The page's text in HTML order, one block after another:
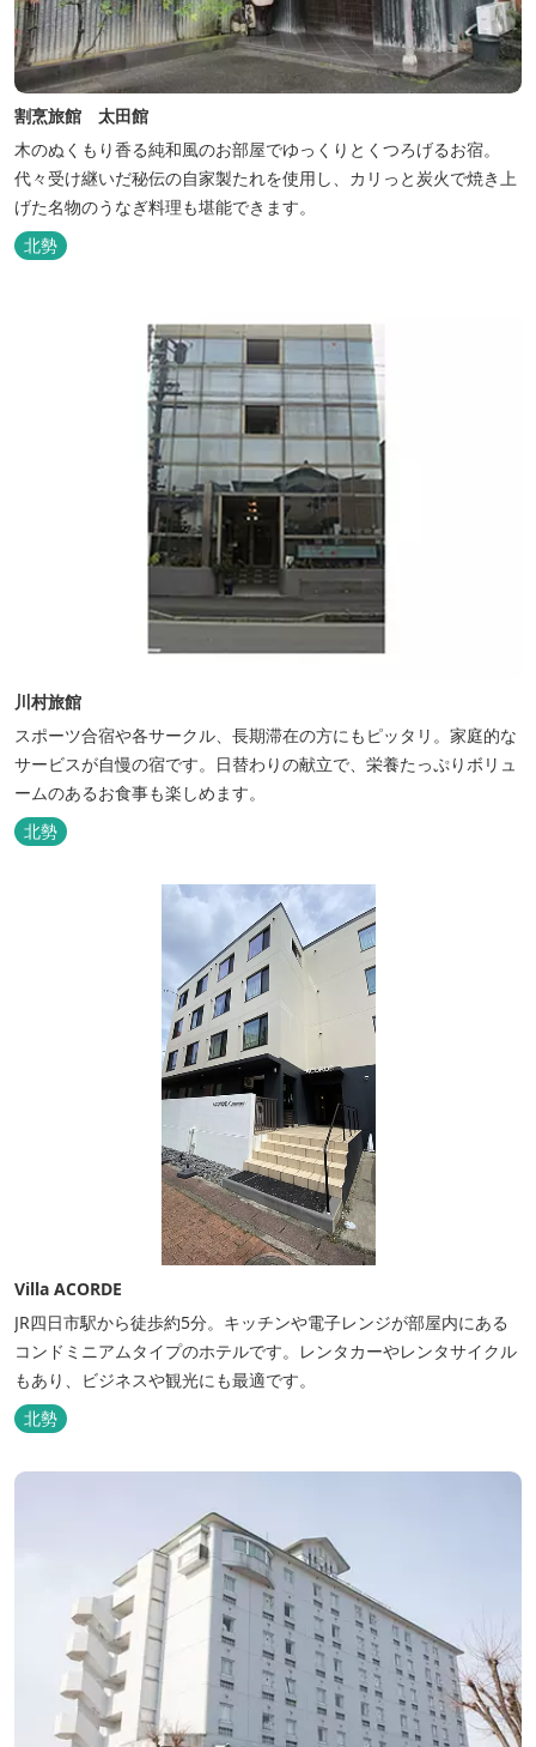
割烹旅館 太田館
木のぬくもり香る純和風のお部屋でゆっくりとくつろげるお宿。
代々受け継いだ秘伝の自家製たれを使用し、カリっと炭火で焼き上
げた名物のうなぎ料理も堪能できます。
北勢
川村旅館
スポーツ合宿や各サークル、長期滞在の方にもピッタリ。家庭的な
サービスが自慢の宿です。日替わりの献立で、栄養たっぷりボリュ
ームのあるお食事も楽しめます。
北勢
Villa ACORDE
JR四日市駅から徒歩約5分。キッチンや電子レンジが部屋内にある
コンドミニアムタイプのホテルです。レンタカーやレンタサイクル
もあり、ビジネスや観光にも最適です。
北勢